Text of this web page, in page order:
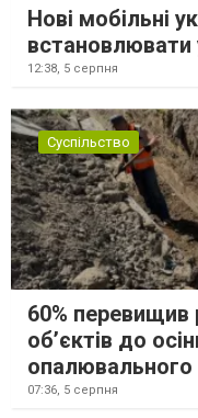
Нові мобільні
встановлювати
12:38, 5 серпня
Суспільство
60% перевищив
об’єктів до
опалювального
07:36, 5 серпня